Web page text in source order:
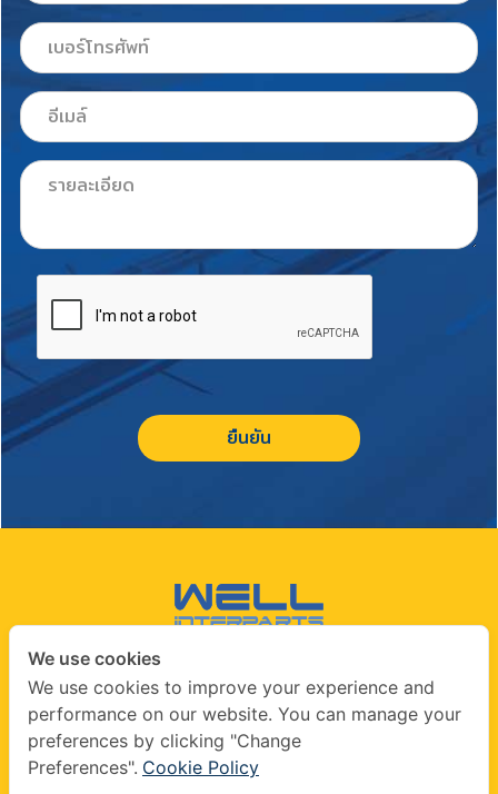
ยืนยัน
CONTACT US
info@wellinterparts.com
+(66) 02360 8841|+(66) 02360 8841- 2
We use cookies
We use cookies to improve your experience and
performance on our website. You can manage your
preferences by clicking "Change
Preferences". Cookie Policy